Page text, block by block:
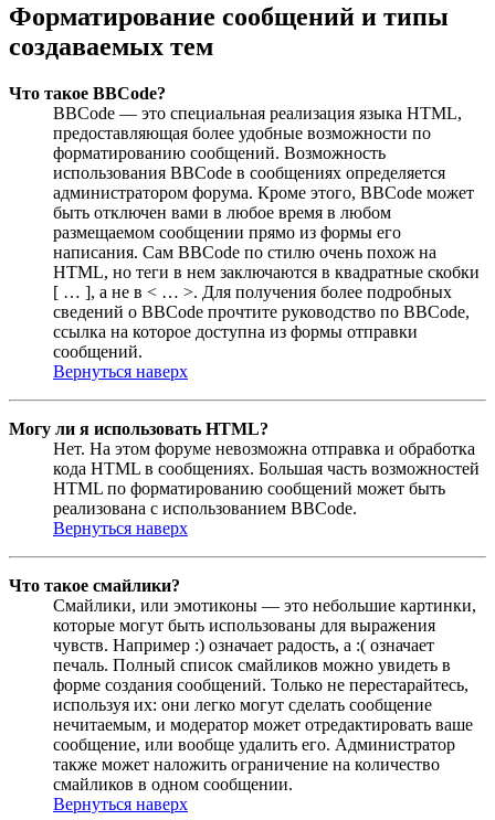
Форматирование сообщений и типы
создаваемых тем
Что такое BBCode?
BBCode — это специальная реализация языка HTML,
предоставляющая более удобные возможности по
форматированию сообщений. Возможность
использования BBCode в сообщениях определяется
администратором форума. Кроме этого, BBCode может
быть отключен вами в любое время в любом
размещаемом сообщении прямо из формы его
написания. Сам BBCode по стилю очень похож на
HTML, но теги в нем заключаются в квадратные скобки
[ … ], а не в < … >. Для получения более подробных
сведений о BBCode прочтите руководство по BBCode,
ссылка на которое доступна из формы отправки
сообщений.
Вернуться наверх
Могу ли я использовать HTML?
Нет. На этом форуме невозможна отправка и обработка
кода HTML в сообщениях. Большая часть возможностей
HTML по форматированию сообщений может быть
реализована с использованием BBCode.
Вернуться наверх
Что такое смайлики?
Смайлики, или эмотиконы — это небольшие картинки,
которые могут быть использованы для выражения
чувств. Например :) означает радость, а :( означает
печаль. Полный список смайликов можно увидеть в
форме создания сообщений. Только не перестарайтесь,
используя их: они легко могут сделать сообщение
нечитаемым, и модератор может отредактировать ваше
сообщение, или вообще удалить его. Администратор
также может наложить ограничение на количество
смайликов в одном сообщении.
Вернуться наверх